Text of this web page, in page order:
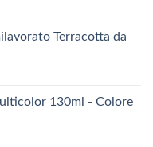
Terracotta da
130ml - Colore